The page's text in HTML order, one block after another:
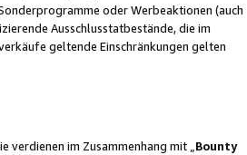
oder Werbeaktionen (auch
Ausschlusstatbestände, die im
geltende Einschränkungen gelten
im Zusammenhang mit „ Bounty